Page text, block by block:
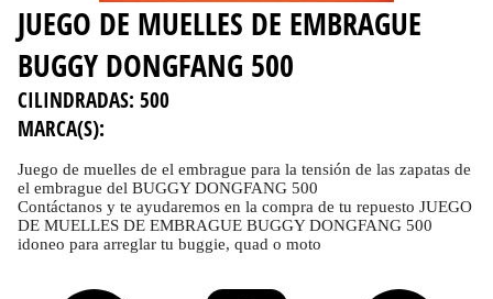
JUEGO DE MUELLES DE EMBRAGUE
BUGGY DONGFANG 500
CILINDRADAS: 500
MARCA(S):
Juego de muelles de el embrague para la tensión de las zapatas de
el embrague del BUGGY DONGFANG 500
Contáctanos y te ayudaremos en la compra de tu repuesto JUEGO
DE MUELLES DE EMBRAGUE BUGGY DONGFANG 500
idoneo para arreglar tu buggie, quad o moto